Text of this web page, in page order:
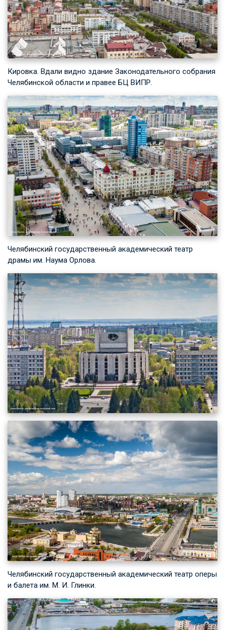
Кировка. Вдали видно здание Законодательного собрания
Челябинской области и правее БЦ ВИПР.
Челябинский государственный академический театр
драмы им. Наума Орлова.
Челябинский государственный академический театр оперы
и балета им. М. И. Глинки.